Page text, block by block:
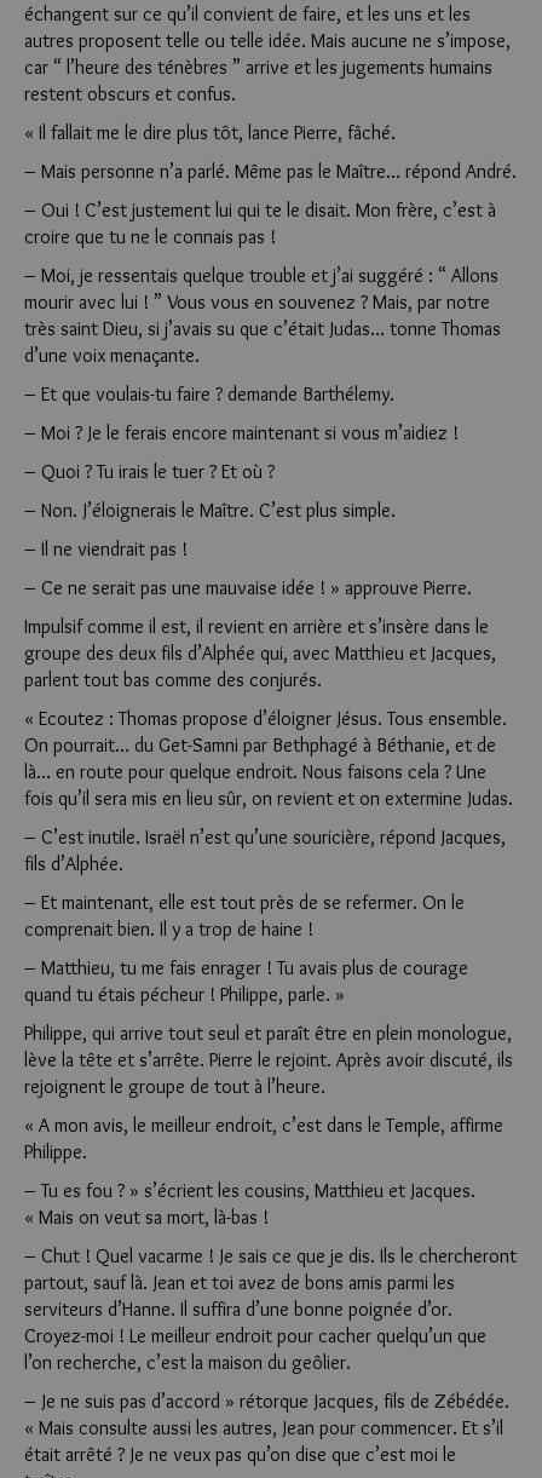
échangent sur ce qu’il convient de faire, et les uns et les
autres proposent telle ou telle idée. Mais aucune ne s’impose,
car “ l’heure des ténèbres ” arrive et les jugements humains
restent obscurs et confus.
« Il fallait me le dire plus tôt, lance Pierre, fâché.
– Mais personne n’a parlé. Même pas le Maître… répond André.
– Oui ! C’est justement lui qui te le disait. Mon frère, c’est à
croire que tu ne le connais pas !
– Moi, je ressentais quelque trouble et j’ai suggéré : “ Allons
mourir avec lui ! ” Vous vous en souvenez ? Mais, par notre
très saint Dieu, si j’avais su que c’était Judas… tonne Thomas
d’une voix menaçante.
– Et que voulais-tu faire ? demande Barthélemy.
– Moi ? Je le ferais encore maintenant si vous m’aidiez !
– Quoi ? Tu irais le tuer ? Et où ?
– Non. J’éloignerais le Maître. C’est plus simple.
– Il ne viendrait pas !
– Ce ne serait pas une mauvaise idée ! » approuve Pierre.
Impulsif comme il est, il revient en arrière et s’insère dans le
groupe des deux fils d’Alphée qui, avec Matthieu et Jacques,
parlent tout bas comme des conjurés.
« Ecoutez : Thomas propose d’éloigner Jésus. Tous ensemble.
On pourrait… du Get-Samni par Bethphagé à Béthanie, et de
là… en route pour quelque endroit. Nous faisons cela ? Une
fois qu’il sera mis en lieu sûr, on revient et on extermine Judas.
– C’est inutile. Israël n’est qu’une souricière, répond Jacques,
fils d’Alphée.
– Et maintenant, elle est tout près de se refermer. On le
comprenait bien. Il y a trop de haine !
– Matthieu, tu me fais enrager ! Tu avais plus de courage
quand tu étais pécheur ! Philippe, parle. »
Philippe, qui arrive tout seul et paraît être en plein monologue,
lève la tête et s’arrête. Pierre le rejoint. Après avoir discuté, ils
rejoignent le groupe de tout à l’heure.
« A mon avis, le meilleur endroit, c’est dans le Temple, affirme
Philippe.
– Tu es fou ? » s’écrient les cousins, Matthieu et Jacques.
« Mais on veut sa mort, là-bas !
– Chut ! Quel vacarme ! Je sais ce que je dis. Ils le chercheront
partout, sauf là. Jean et toi avez de bons amis parmi les
serviteurs d’Hanne. Il suffira d’une bonne poignée d’or.
Croyez-moi ! Le meilleur endroit pour cacher quelqu’un que
l’on recherche, c’est la maison du geôlier.
– Je ne suis pas d’accord » rétorque Jacques, fils de Zébédée.
« Mais consulte aussi les autres, Jean pour commencer. Et s’il
était arrêté ? Je ne veux pas qu’on dise que c’est moi le